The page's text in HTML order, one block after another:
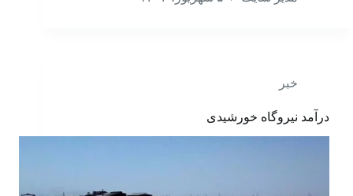
خبر
درآمد نیروگاه خورشیدی